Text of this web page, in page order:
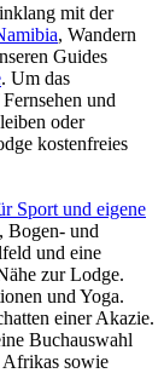
mit der
, Wandern
Guides
. Um das
und
oder
kostenfreies
Sport und eigene
Bogen- und
und eine
zur Lodge.
und Yoga.
einer Akazie.
Buchauswahl
Afrikas sowie